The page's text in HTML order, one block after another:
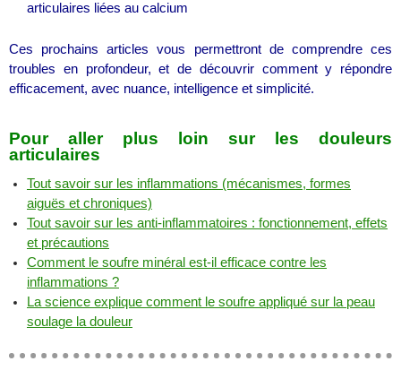
articulaires liées au calcium
Ces prochains articles vous permettront de comprendre ces
troubles en profondeur, et de découvrir comment y répondre
efficacement, avec nuance, intelligence et simplicité.
Pour aller plus loin sur les douleurs
articulaires
Tout savoir sur les inflammations (mécanismes, formes
aiguës et chroniques)
Tout savoir sur les anti-inflammatoires : fonctionnement, effets
et précautions
Comment le soufre minéral est-il efficace contre les
inflammations ?
La science explique comment le soufre appliqué sur la peau
soulage la douleur